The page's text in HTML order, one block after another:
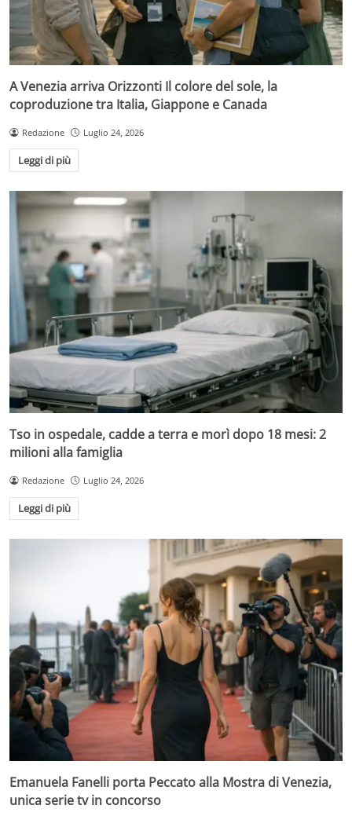
A Venezia arriva Orizzonti Il colore del sole, la
coproduzione tra Italia, Giappone e Canada
Redazione Luglio 24, 2026
Leggi di più
Tso in ospedale, cadde a terra e morì dopo 18 mesi: 2
milioni alla famiglia
Redazione Luglio 24, 2026
Leggi di più
Emanuela Fanelli porta Peccato alla Mostra di Venezia,
unica serie tv in concorso